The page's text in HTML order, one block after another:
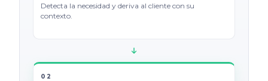
Detecta la necesidad y deriva al cliente con su
contexto.
02